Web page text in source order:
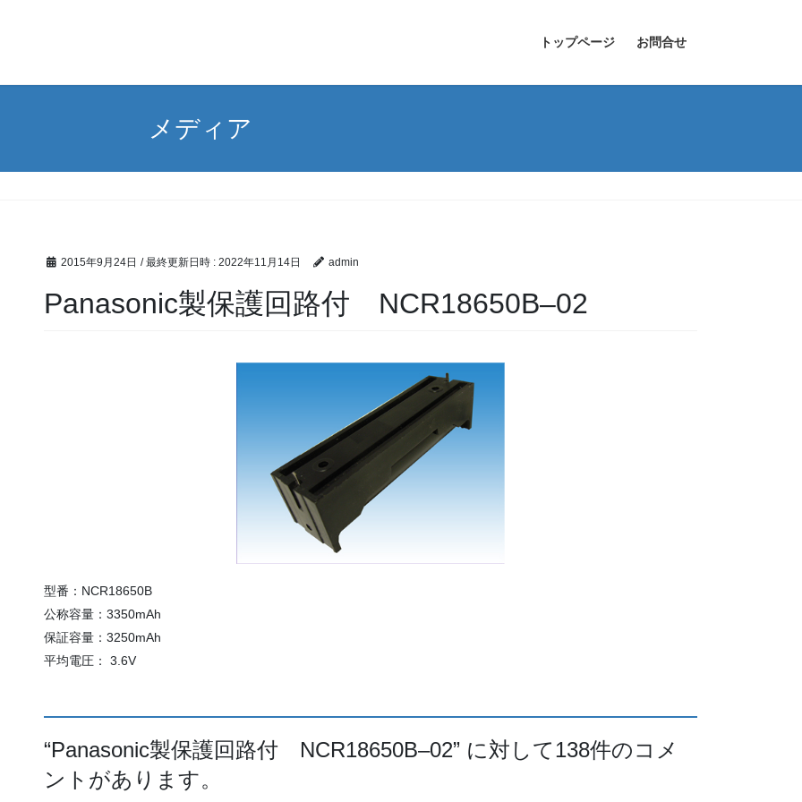
トップページ お問合せ
メディア
2015年9月24日 / 最終更新日時 : 2022年11月14日 admin
Panasonic製保護回路付 NCR18650B–02
型番：NCR18650B
公称容量：3350mAh
保証容量：3250mAh
平均電圧： 3.6V
“Panasonic製保護回路付 NCR18650B–02” に対して138件のコメ
ントがあります。